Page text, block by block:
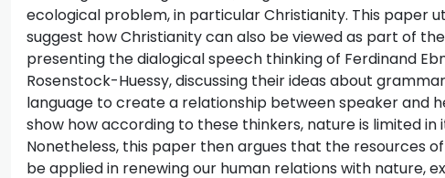
ecological problem, in particular Christianity. This paper
suggest how Christianity can also be viewed as part of
presenting the dialogical speech thinking of Ferdinand
Rosenstock-Huessy, discussing their ideas about
language to create a relationship between speaker and
show how according to these thinkers, nature is limited in
Nonetheless, this paper then argues that the resources
be applied in renewing our human relations with nature,